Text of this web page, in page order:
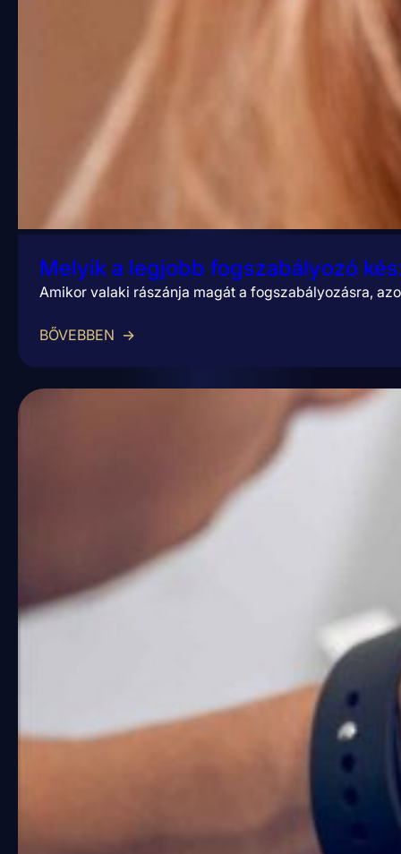
Melyik a legjobb fogszabályozó
Amikor valaki rászánja magát a fogszabályozásra,
BŐVEBBEN →